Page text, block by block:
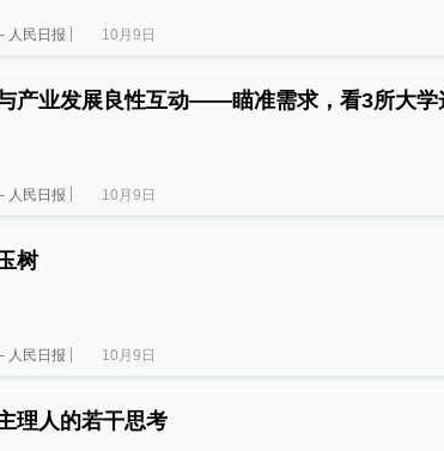
人民日报 10月9日
产业发展良性互动——瞄准需求，看3所大学
人民日报 10月9日
树
人民日报 10月9日
理人的若干思考